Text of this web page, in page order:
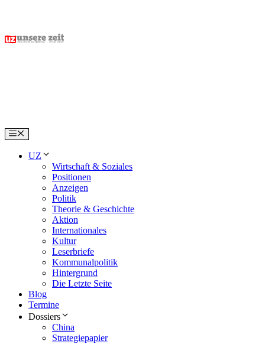
content
Menu
UZ
Wirtschaft & Soziales
Positionen
Anzeigen
Politik
Theorie & Geschichte
Aktion
Internationales
Kultur
Leserbriefe
Kommunalpolitik
Hintergrund
Die Letzte Seite
Blog
Termine
Dossiers
China
Strategiepapier